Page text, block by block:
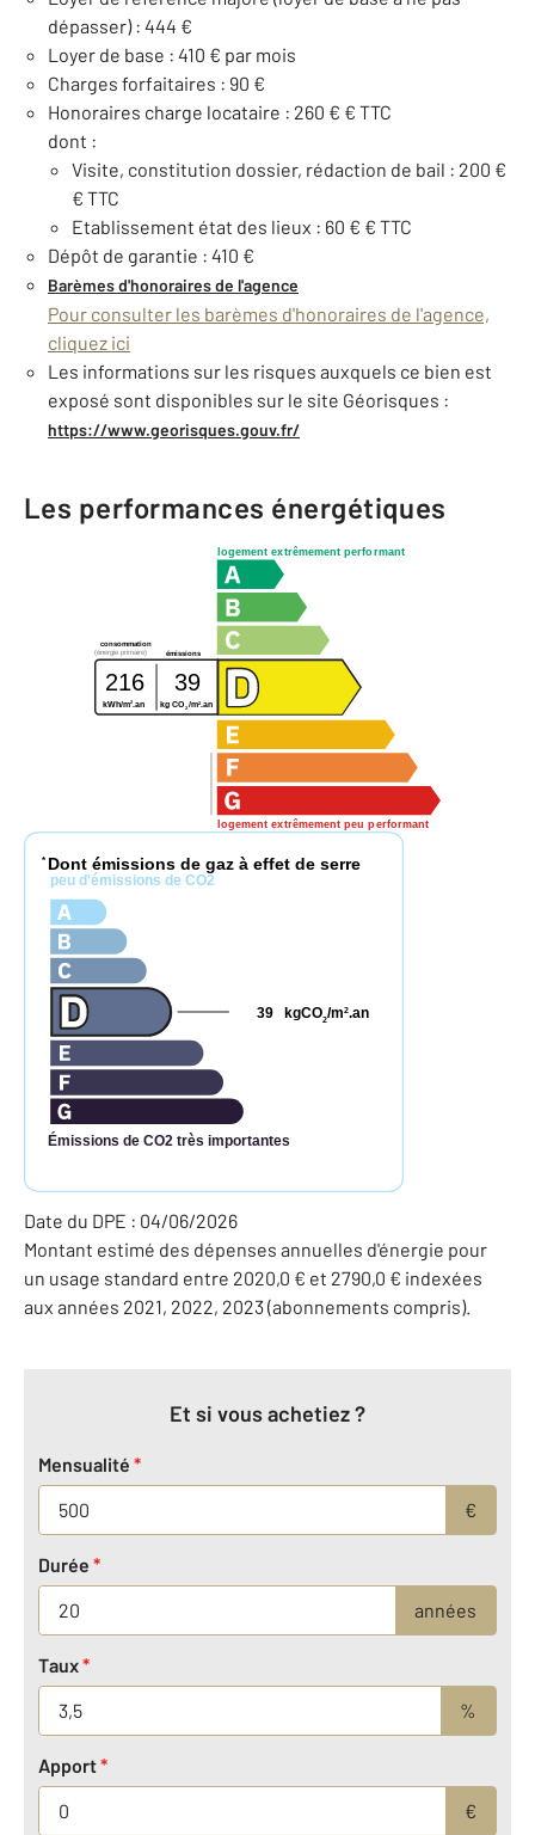
dépasser) : 444 €
Loyer de base : 410 € par mois
Charges forfaitaires : 90 €
Honoraires charge locataire : 260 € € TTC
dont :
Visite, constitution dossier, rédaction de bail : 200 €
€ TTC
Etablissement état des lieux : 60 € € TTC
Dépôt de garantie : 410 €
Barèmes d'honoraires de l'agence
Pour consulter les barèmes d'honoraires de l'agence,
cliquez ici
Les informations sur les risques auxquels ce bien est
exposé sont disponibles sur le site Géorisques :
https://www.georisques.gouv.fr/
Les performances énergétiques
logement extrêmement performant
logement extrêmement peu performant
consommation
émissions
(énergie primaire)
216 39
kWh/m2.an kg CO2 /m2 .an
* Dont émissions de gaz à effet de serre
peu d'émissions de CO2
Émissions de CO2 très importantes
kgCO2/m2.an
39
Date du DPE : 04/06/2026
Montant estimé des dépenses annuelles d'énergie pour
un usage standard entre 2020,0 € et 2790,0 € indexées
aux années 2021, 2022, 2023 (abonnements compris).
Et si vous achetiez ?
Mensualité *
€
Durée *
années
Taux*
%
Apport*
€